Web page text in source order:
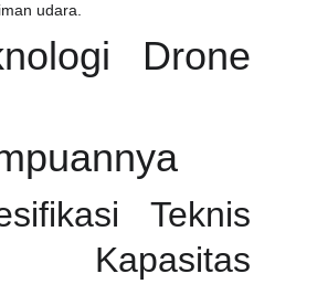
udara.
Drone
Teknis